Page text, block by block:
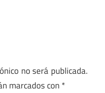
no será publicada.
marcados con *